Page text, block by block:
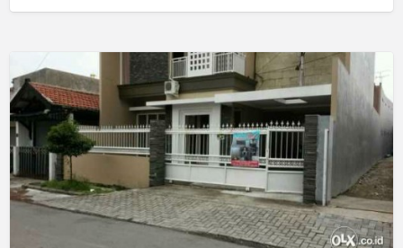
Kutisari
Full
Ac
Bangunan
Baru